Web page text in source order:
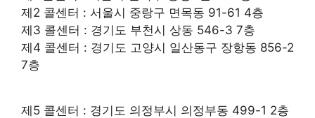
제2 콜센터 : 서울시 중랑구 면목동 91-61 4층
제3 콜센터 : 경기도 부천시 상동 546-3 7층
제4 콜센터 : 경기도 고양시 일산동구 장항동 856-2
7층
제5 콜센터 : 경기도 의정부시 의정부동 499-1 2층